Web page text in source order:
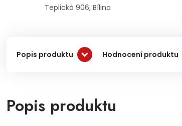
Teplická 906, Bílina
Popis produktu Hodnocení produktu
Popis produktu